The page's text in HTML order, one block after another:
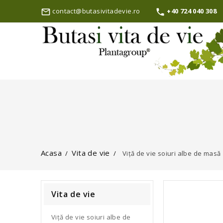
 +40 724 040 308
mail_outline contact@butasivitadevie.ro
Acasa Vita de vie Viță de vie soiuri albe de masă
Vita de vie
Viță de vie soiuri albe de